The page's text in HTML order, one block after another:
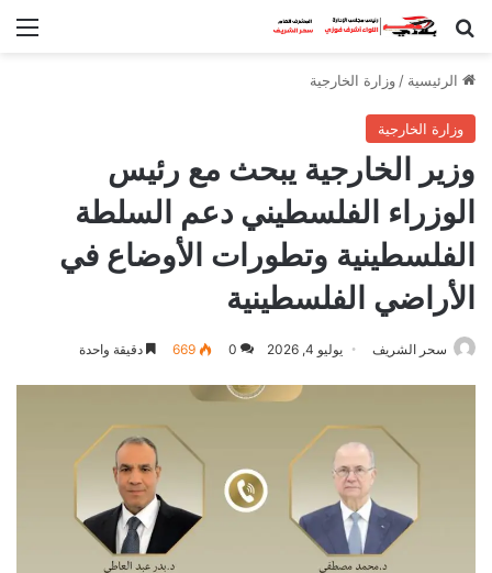
بحث عن
الرئيسية / وزارة الخارجية
وزارة الخارجية
وزير الخارجية يبحث مع رئيس
الوزراء الفلسطيني دعم السلطة
الفلسطينية وتطورات الأوضاع في
الأراضي الفلسطينية
سحر الشريف يوليو 4, 2026 0
669 دقيقة واحدة